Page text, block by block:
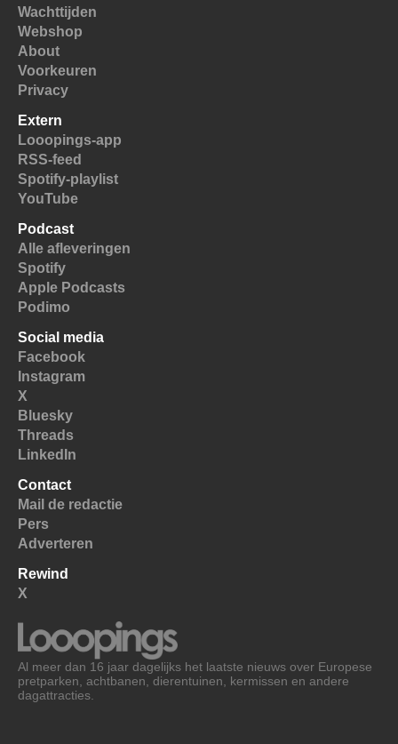
Wachttijden
Webshop
About
Voorkeuren
Privacy
Extern
Looopings-app
RSS-feed
Spotify-playlist
YouTube
Podcast
Alle afleveringen
Spotify
Apple Podcasts
Podimo
Social media
Facebook
Instagram
X
Bluesky
Threads
LinkedIn
Contact
Mail de redactie
Pers
Adverteren
Rewind
X
Al meer dan 16 jaar dagelijks het laatste nieuws over Europese
pretparken, achtbanen, dierentuinen, kermissen en andere
dagattracties.